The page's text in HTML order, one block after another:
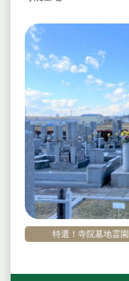
特選！寺院墓地霊園